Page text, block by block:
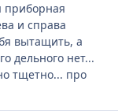
приборная
и справа
вытащить, а
дельного нет...
тщетно... про